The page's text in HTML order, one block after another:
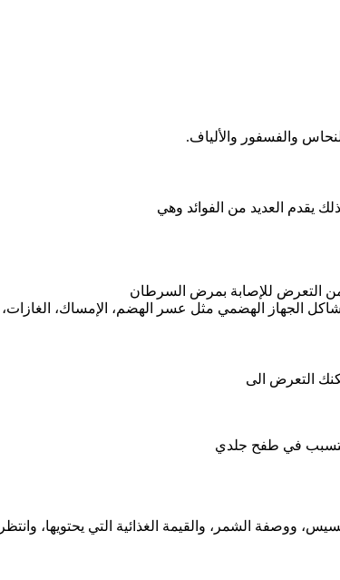
والفسفور والألياف.
يقدم العديد من الفوائد وهي
التعرض للإصابة بمرض السرطان
الجهاز الهضمي مثل عسر الهضم، الإمساك، الغازات،
التعرض الى
يتسبب في طفح جلدي
ووصفة الشمر، والقيمة الغذائية التي يحتويها،